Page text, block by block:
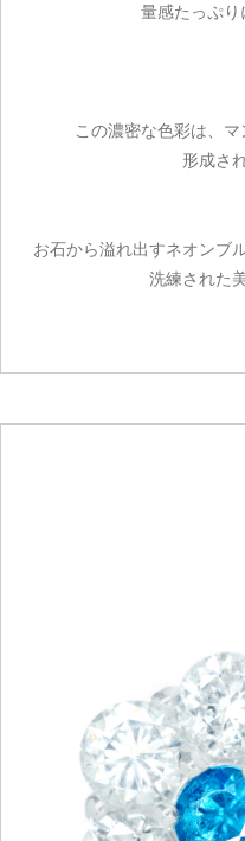
量感たっぷり
この濃密な色彩は、
形成さ
お石から溢れ出すネオンブ
洗練された